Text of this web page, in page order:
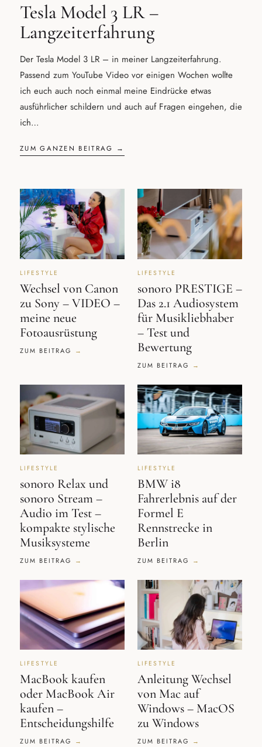
Tesla Model 3 LR –
Langzeiterfahrung
Der Tesla Model 3 LR – in meiner Langzeiterfahrung.
Passend zum YouTube Video vor einigen Wochen wollte
ich euch auch noch einmal meine Eindrücke etwas
ausführlicher schildern und auch auf Fragen eingehen, die
ich…
ZUM GANZEN BEITRAG →
LIFESTYLE
Wechsel von Canon
zu Sony – VIDEO –
meine neue
Fotoausrüstung
ZUM BEITRAG
LIFESTYLE
sonoro PRESTIGE –
Das 2.1 Audiosystem
für Musikliebhaber
– Test und
Bewertung
ZUM BEITRAG
LIFESTYLE
sonoro Relax und
sonoro Stream –
Audio im Test –
kompakte stylische
Musiksysteme
ZUM BEITRAG
LIFESTYLE
BMW i8
Fahrerlebnis auf der
Formel E
Rennstrecke in
Berlin
ZUM BEITRAG
LIFESTYLE
MacBook kaufen
oder MacBook Air
kaufen –
Entscheidungshilfe
ZUM BEITRAG
LIFESTYLE
Anleitung Wechsel
von Mac auf
Windows – MacOS
zu Windows
ZUM BEITRAG